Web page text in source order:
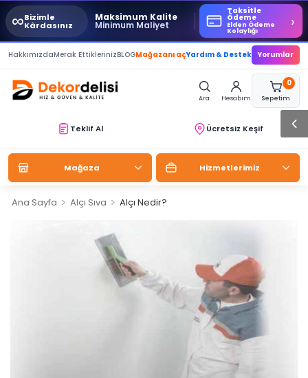
∞Bizimle
Kârdasınız
Maksimum Kalite
Minimum Maliyet
Taksitle
Ödeme
Elden Ödeme
Kolaylığı
›
HakkımızdaMerak EttiklerinizBLOGMağazanı açYardım & Destek Yorumlar
Ara Hesabım
0
Sepetim
Teklif Al Ücretsiz Keşif
Mağaza Hizmetlerimiz
Ana Sayfa > Alçı Sıva > Alçı Nedir?